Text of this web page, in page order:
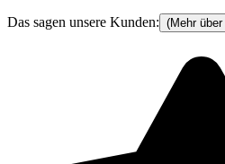
Das sagen unsere Kunden: (Mehr